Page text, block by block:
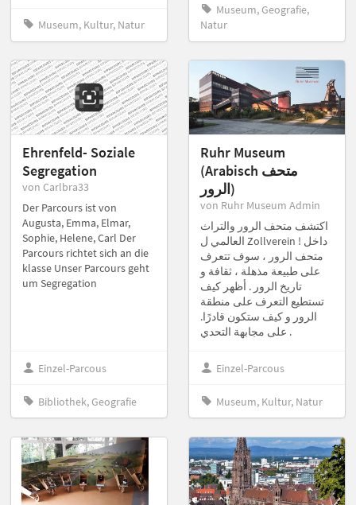
Museum, Kultur, Natur
Museum, Geografie,
Natur
Ehrenfeld- Soziale
Segregation
von Carlbra33
Der Parcours ist von
Augusta, Emma, Elmar,
Sophie, Helene, Carl Der
Parcours richtet sich an die
klasse Unser Parcours geht
um Segregation
Einzel-Parcous
Bibliothek, Geografie
Ruhr Museum
(Arabisch متحف
الرور)
von Ruhr Museum Admin
اكتشف متحف الرور والتراث
العالمي ل Zollverein ! داخل
متحف الرور ، سوف تتعرف
على طبيعة مذهلة ، ثقافة و
تاريخ الرور . أظهر كيف
تستطيع التعرف على منطقة
الرور و كيف ستكون قادرًا.
على مجابهة التحدي .
Einzel-Parcous
Museum, Kultur, Natur